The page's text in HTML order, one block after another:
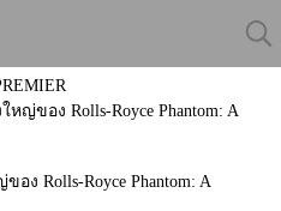
ญ่ของ Rolls-Royce Phantom: A
ง Rolls-Royce Phantom: A